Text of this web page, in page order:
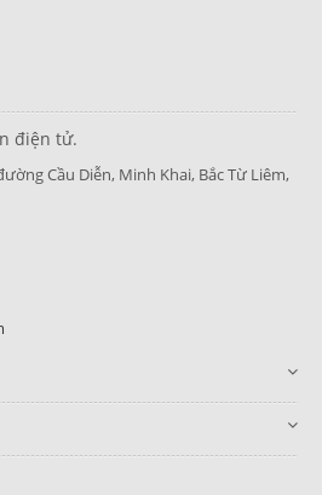
điện tử.
Cầu Diễn, Minh Khai, Bắc Từ Liêm,